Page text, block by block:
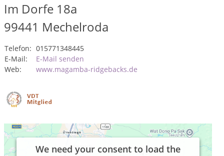
Im Dorfe 18a
99441 Mechelroda
Telefon: 015771348445
E-Mail:
E-Mail senden
Web:
www.magamba-ridgebacks.de
We need your consent to load the